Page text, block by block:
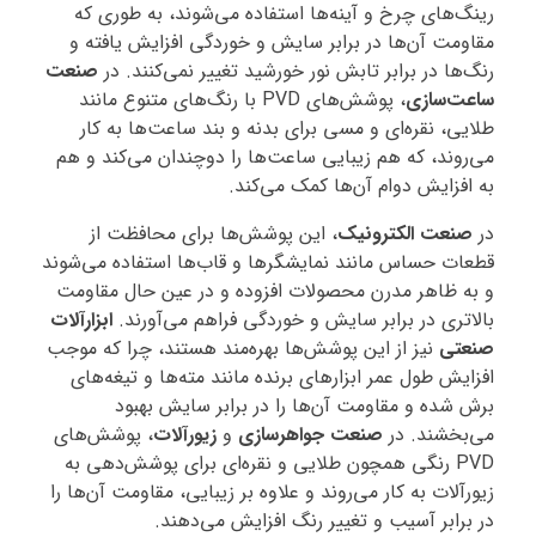
رینگ‌های چرخ و آینه‌ها استفاده می‌شوند، به طوری که
مقاومت آن‌ها در برابر سایش و خوردگی افزایش یافته و
رنگ‌ها در برابر تابش نور خورشید تغییر نمی‌کنند. در صنعت
ساعت‌سازی
، پوشش‌های PVD با رنگ‌های متنوع مانند
طلایی، نقره‌ای و مسی برای بدنه و بند ساعت‌ها به کار
می‌روند، که هم زیبایی ساعت‌ها را دوچندان می‌کند و هم
به افزایش دوام آن‌ها کمک می‌کند.
در صنعت الکترونیک، این پوشش‌ها برای محافظت از
قطعات حساس مانند نمایشگرها و قاب‌ها استفاده می‌شوند
و به ظاهر مدرن محصولات افزوده و در عین حال مقاومت
بالاتری در برابر سایش و خوردگی فراهم می‌آورند. ابزارآلات
صنعتی نیز از این پوشش‌ها بهره‌مند هستند، چرا که موجب
افزایش طول عمر ابزارهای برنده مانند مته‌ها و تیغه‌های
برش شده و مقاومت آن‌ها را در برابر سایش بهبود
می‌بخشند. در صنعت جواهرسازی و زیورآلات، پوشش‌های
PVD رنگی همچون طلایی و نقره‌ای برای پوشش‌دهی به
زیورآلات به کار می‌روند و علاوه بر زیبایی، مقاومت آن‌ها را
در برابر آسیب و تغییر رنگ افزایش می‌دهند.